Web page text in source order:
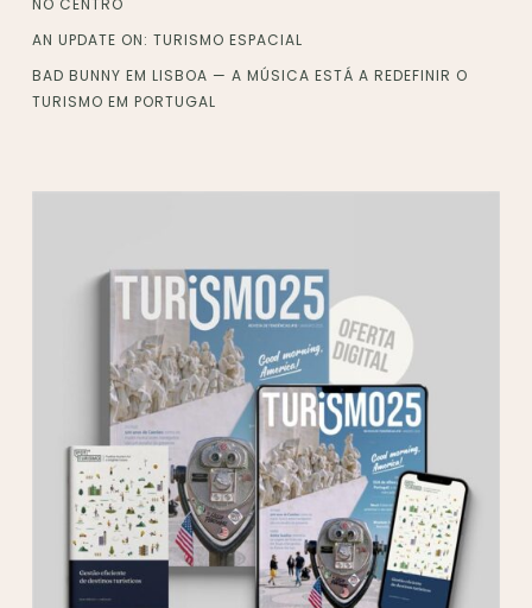
NO CENTRO
AN UPDATE ON: TURISMO ESPACIAL
BAD BUNNY EM LISBOA — A MÚSICA ESTÁ A REDEFINIR O
TURISMO EM PORTUGAL